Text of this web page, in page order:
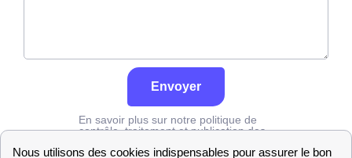
Envoyer
En savoir plus sur notre politique de
contrôle, traitement et publication des